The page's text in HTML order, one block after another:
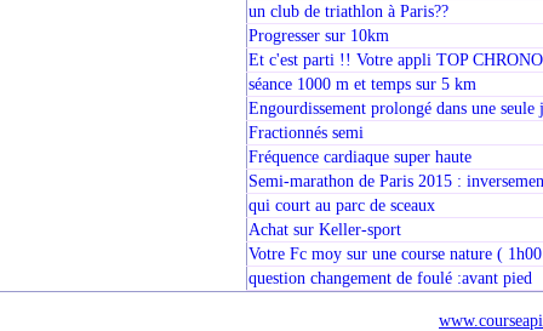
un club de triathlon à Paris??
Progresser sur 10km
Et c'est parti !! Votre appli TOP CHRONO
séance 1000 m et temps sur 5 km
Engourdissement prolongé dans une seule
Fractionnés semi
Fréquence cardiaque super haute
Semi-marathon de Paris 2015 :
qui court au parc de sceaux
Achat sur Keller-sport
Votre Fc moy sur une course nature (
question changement de foulé :avant pied